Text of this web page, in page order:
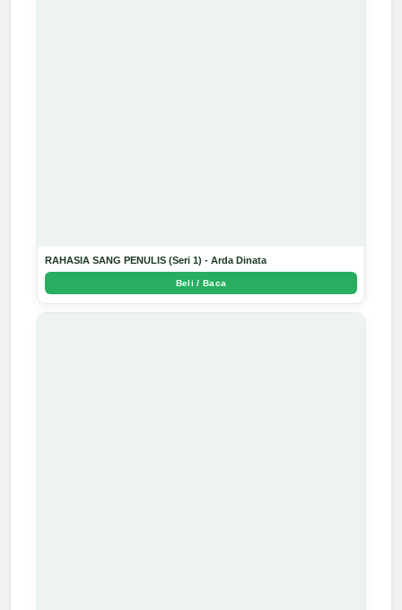
RAHASIA SANG PENULIS (Seri 1) - Arda Dinata
Beli / Baca